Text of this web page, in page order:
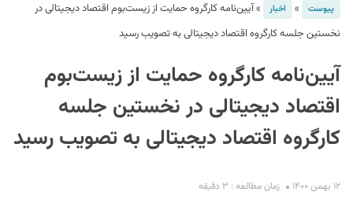
پیوست » اخبار »آیین‌نامه کارگروه حمایت از زیست‌بوم اقتصاد دیجیتالی در
نخستین جلسه کارگروه اقتصاد دیجیتالی به تصویب رسید
آیین‌نامه کارگروه حمایت از زیست‌بوم
اقتصاد دیجیتالی در نخستین جلسه
کارگروه اقتصاد دیجیتالی به تصویب رسید
۱۲ بهمن ۱۴۰۰ زمان مطالعه : ۳ دقیقه